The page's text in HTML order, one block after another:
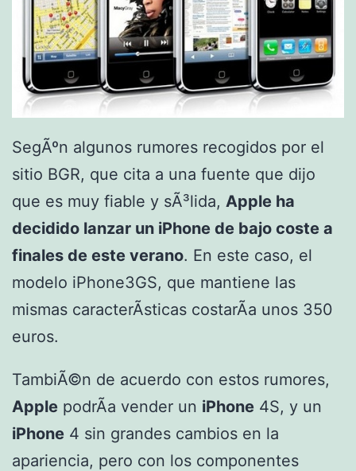
SegÃºn algunos rumores recogidos por el
sitio BGR, que cita a una fuente que dijo
que es muy fiable y sÃ³lida, Apple ha
decidido lanzar un iPhone de bajo coste a
finales de este verano. En este caso, el
modelo iPhone3GS, que mantiene las
mismas caracterÃ­sticas costarÃ­a unos 350
euros.
TambiÃ©n de acuerdo con estos rumores,
Apple podrÃ­a vender un iPhone 4S, y un
iPhone 4 sin grandes cambios en la
apariencia, pero con los componentes